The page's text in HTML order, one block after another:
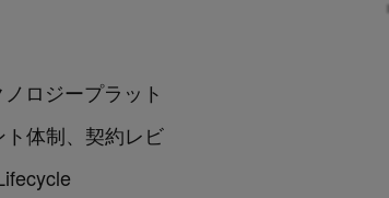
ロジープラット
体制、契約レビ